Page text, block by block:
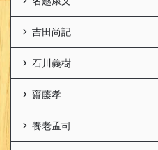
吉田尚記
石川義樹
齋藤孝
養老孟司